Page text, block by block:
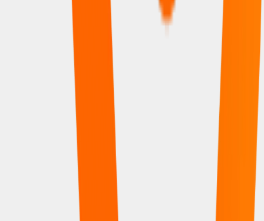
Atuali Light
Kit composto por assento e encosto injetado em
polipropileno (PP) de alta resistência.